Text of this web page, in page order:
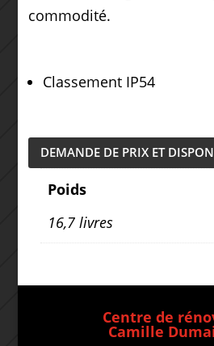
commodité.
Classement IP54
DEMANDE DE PRIX ET
Poids
16,7 livres
Centre de
Camille